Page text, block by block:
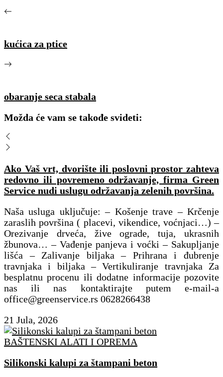
kućica za ptice
obaranje seca stabala
Možda će vam se takođe svideti:
Ako Vaš vrt, dvorište ili poslovni prostor zahteva
redovno ili povremeno održavanje, firma Green
Service nudi uslugu održavanja zelenih površina.
Naša usluga uključuje: – Košenje trave – Krčenje
zaraslih površina ( placevi, vikendice, voćnjaci…) –
Orezivanje drveća, žive ograde, tuja, ukrasnih
žbunova… – Vađenje panjeva i voćki – Sakupljanje
lišća – Zalivanje biljaka – Prihrana i đubrenje
travnjaka i biljaka – Vertikuliranje travnjaka Za
besplatnu procenu ili dodatne informacije pozovite
nas ili nas kontaktirajte putem e-mail-a
office@greenservice.rs 0628266438
21 Jula, 2026
BAŠTENSKI ALATI I OPREMA
Silikonski kalupi za štampani beton